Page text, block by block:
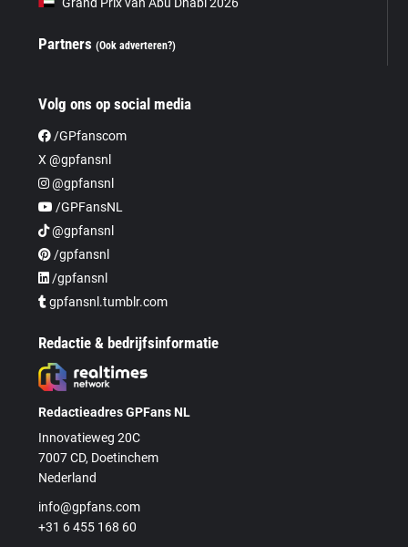
Partners(Ook adverteren?)
Volg ons op social media
/GPfanscom
X @gpfansnl
@gpfansnl
/GPFansNL
@gpfansnl
/gpfansnl
/gpfansnl
gpfansnl.tumblr.com
Redactie & bedrijfsinformatie
Redactieadres GPFans NL
Innovatieweg 20C
7007 CD, Doetinchem
Nederland
info@gpfans.com
+31 6 455 168 60